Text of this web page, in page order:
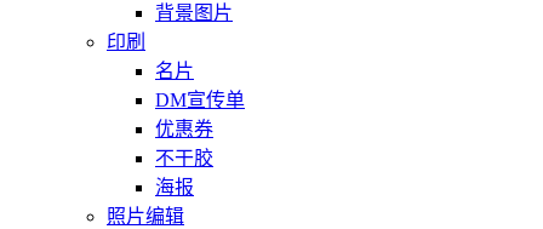
背景图片
印刷
名片
DM宣传单
优惠券
不干胶
海报
照片编辑